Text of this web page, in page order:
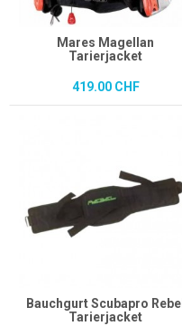
Mares Magellan
Tarierjacket
419.00 CHF
Bauchgurt Scubapro Rebel
Tarierjacket